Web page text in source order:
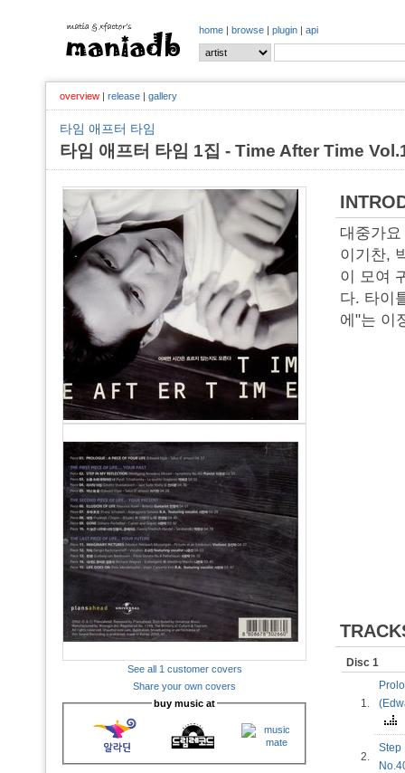
home | browse | plugin | api
overview | release | gallery
타임 애프터 타임
타임 애프터 타임 1집 - Time After Time
See all 1 customer covers
Share your own covers
buy music at
대중가
이기찬,
이 모여
다. 타이
에"는 이
Disc 1
1.
2.
Step